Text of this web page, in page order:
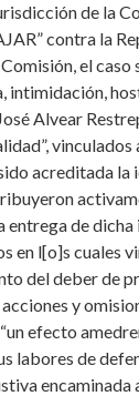
de la
contra la
el
intimidación,
Alvear
acreditada
de
l[o]s cuales
del deber de
y
efecto
de